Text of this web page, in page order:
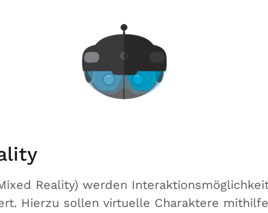
Reality) werden
Hierzu sollen virtuelle Charaktere